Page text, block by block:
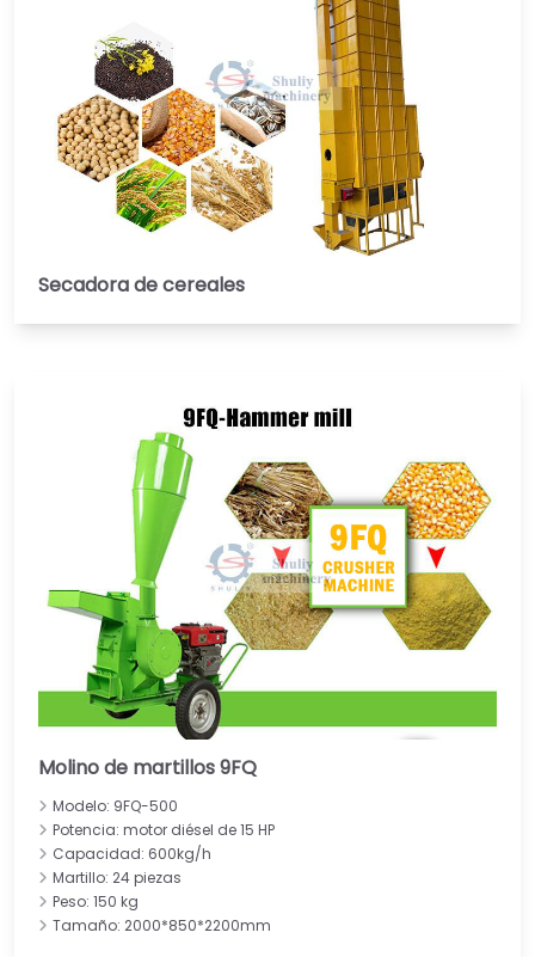
Secadora de cereales
Molino de martillos 9FQ
Modelo: 9FQ-500
Potencia: motor diésel de 15 HP
Capacidad: 600kg/h
Martillo: 24 piezas
Peso: 150 kg
Tamaño: 2000*850*2200mm